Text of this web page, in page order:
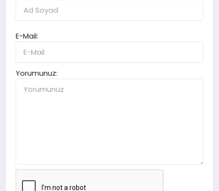
E-Mail:
Yorumunuz: